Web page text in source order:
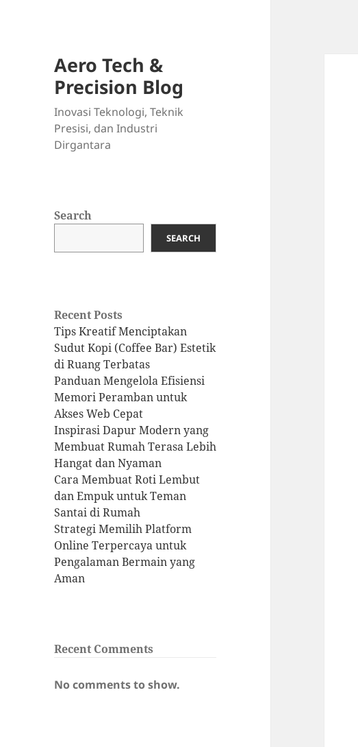
Aero Tech &
Precision Blog
Inovasi Teknologi, Teknik
Presisi, dan Industri
Dirgantara
Search
SEARCH
Recent Posts
Tips Kreatif Menciptakan
Sudut Kopi (Coffee Bar) Estetik
di Ruang Terbatas
Panduan Mengelola Efisiensi
Memori Peramban untuk
Akses Web Cepat
Inspirasi Dapur Modern yang
Membuat Rumah Terasa Lebih
Hangat dan Nyaman
Cara Membuat Roti Lembut
dan Empuk untuk Teman
Santai di Rumah
Strategi Memilih Platform
Online Terpercaya untuk
Pengalaman Bermain yang
Aman
Recent Comments
No comments to show.